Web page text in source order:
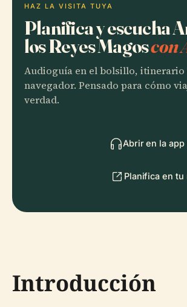
HAZ LA VISITA TUYA
Planifica y escucha
los Reyes Magoscon
Audioguía en el bolsillo, itinerario
navegador. Pensado para cómo
verdad.
Abrir en la app
Planifica en tu
Introducción